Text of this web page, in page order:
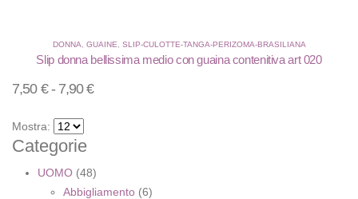
dei
dei
dei
DONNA GUAINE SLIP-CULOTTE-TANGA-PERIZOMA-BRASILIANA
Slip donna bellissima medio con guaina contenitiva art 020
7,50 € - 7,90€
Mostra:
Categorie
UOMO (48)
Abbigliamento (6)